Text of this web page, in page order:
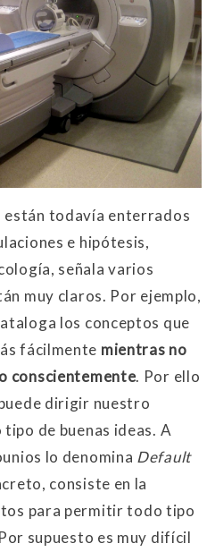
están todavía enterrados
e hipótesis,
señala varios
muy claros. Por ejemplo,
los conceptos que
fácilmente mientras no
conscientemente. Por ello
dirigir nuestro
de buenas ideas. A
lo denomina Default
consiste en la
para permitir todo tipo
supuesto es muy difícil